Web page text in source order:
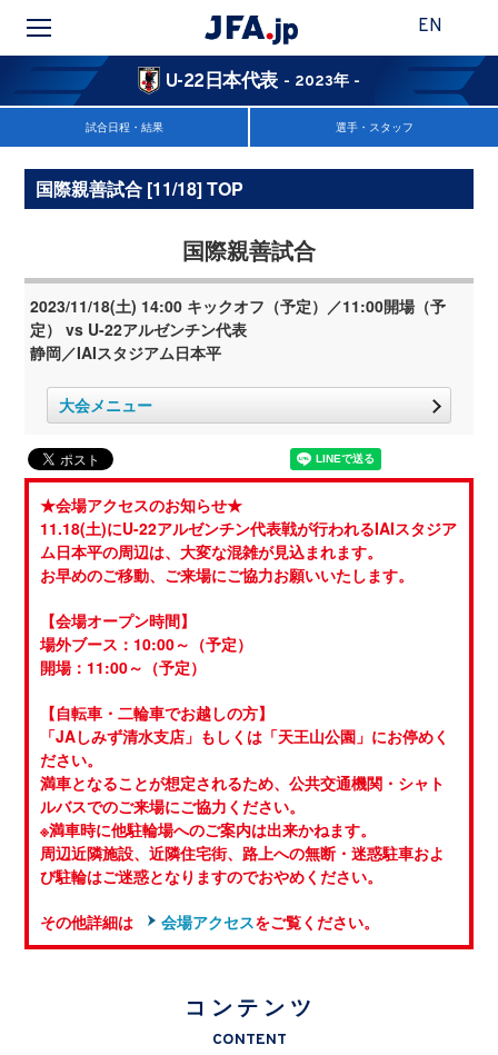
EN
U-22日本代表 - 2023年 -
試合日程・結果 選手・スタッフ
国際親善試合 [11/18] TOP
国際親善試合
2023/11/18(土) 14:00 キックオフ（予定）／11:00開場（予
定） vs U-22アルゼンチン代表
静岡／IAIスタジアム日本平
大会メニュー
★会場アクセスのお知らせ★
11.18(土)にU-22アルゼンチン代表戦が行われるIAIスタジア
ム日本平の周辺は、大変な混雑が見込まれます。
お早めのご移動、ご来場にご協力お願いいたします。
【会場オープン時間】
場外ブース：10:00～（予定）
開場：11:00～（予定）
【自転車・二輪車でお越しの方】
「JAしみず清水支店」もしくは「天王山公園」にお停めく
ださい。
満車となることが想定されるため、公共交通機関・シャト
ルバスでのご来場にご協力ください。
※満車時に他駐輪場へのご案内は出来かねます。
周辺近隣施設、近隣住宅街、路上への無断・迷惑駐車およ
び駐輪はご迷惑となりますのでおやめください。
その他詳細は 会場アクセスをご覧ください。
コンテンツ
CONTENT